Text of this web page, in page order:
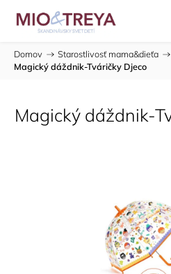
Domov / Starostlivosť mama&dieťa /
Magický dáždnik-Tváričky Djeco
Magický dáždnik-